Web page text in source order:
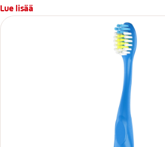
Lue lisää